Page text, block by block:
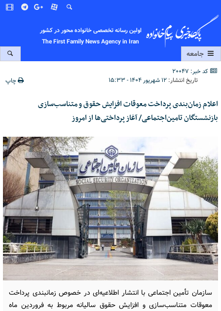
اولین رسانه تخصصی خانواده محور در کشور
The First Family News Agency in Iran
جامعه
کد خبر: 20047
تاریخ انتشار: ۱۲ شهریور ۱۴۰۴ - ۱۵:۳۳ چاپ
اعلام زمان‌بندی پرداخت معوقات افزایش حقوق و متناسب‌سازی
بازنشستگان تامین‌اجتماعی/ آغاز پرداختی‌ها از امروز
سازمان تأمین اجتماعی با انتشار اطلاعیه‌ای در خصوص زمانبندی پرداخت
معوقات متناسب‌سازی و افزایش حقوق سالیانه مربوط به فروردین ماه